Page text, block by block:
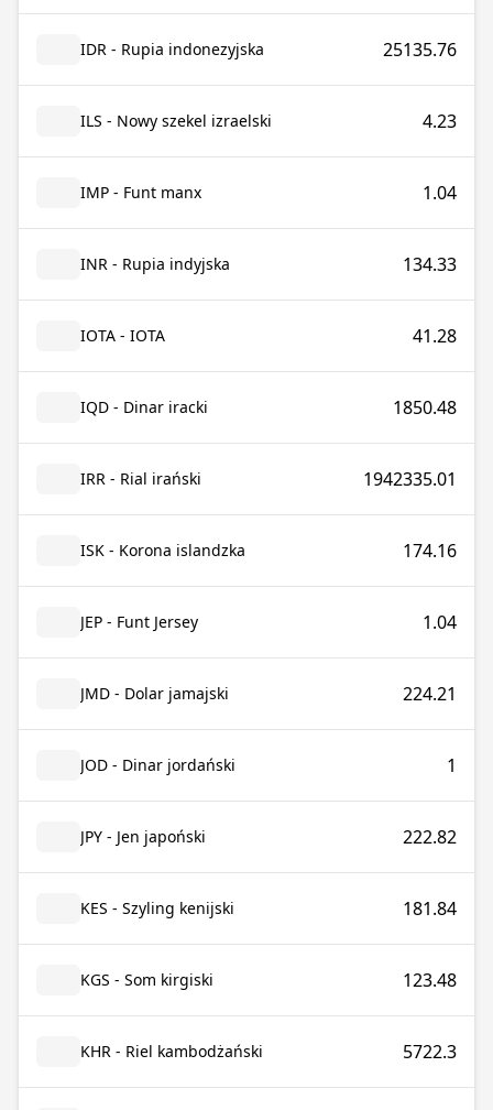
IDR - Rupia indonezyjska 25135.76
ILS - Nowy szekel izraelski 4.23
IMP - Funt manx 1.04
INR - Rupia indyjska 134.33
IOTA - IOTA 41.28
IQD - Dinar iracki 1850.48
IRR - Rial irański 1942335.01
ISK - Korona islandzka 174.16
JEP - Funt Jersey 1.04
JMD - Dolar jamajski 224.21
JOD - Dinar jordański 1
JPY - Jen japoński 222.82
KES - Szyling kenijski 181.84
KGS - Som kirgiski 123.48
KHR - Riel kambodżański 5722.3